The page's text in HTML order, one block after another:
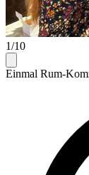
1/10
Einmal Rum-